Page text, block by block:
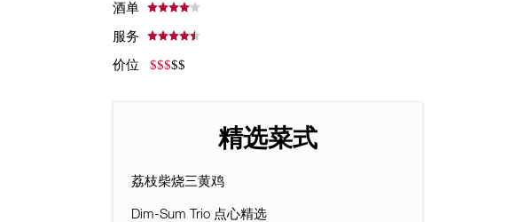
酒单
服务
价位 $$$$$
精选菜式
荔枝柴烧三黄鸡
Dim-Sum Trio 点心精选